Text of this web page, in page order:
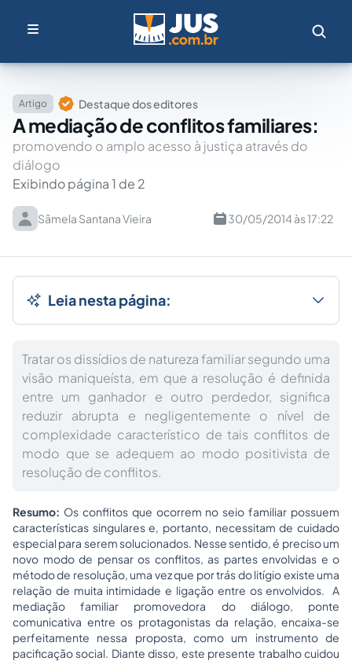
Artigo Destaque dos editores
A mediação de conflitos familiares:
promovendo o amplo acesso à justiça através do
diálogo
Exibindo página 1 de 2
Sâmela Santana Vieira 30/05/2014 às 17:22
Leia nesta página:
Tratar os dissídios de natureza familiar segundo uma
visão maniqueísta, em que a resolução é definida
entre um ganhador e outro perdedor, significa
reduzir abrupta e negligentemente o nível de
complexidade característico de tais conflitos de
modo que se adequem ao modo positivista de
resolução de conflitos.
Resumo: Os conflitos que ocorrem no seio familiar possuem
características singulares e, portanto, necessitam de cuidado
especial para serem solucionados. Nesse sentido, é preciso um
novo modo de pensar os conflitos, as partes envolvidas e o
método de resolução, uma vez que por trás do litígio existe uma
relação de muita intimidade e ligação entre os envolvidos. A
mediação familiar promovedora do diálogo, ponte
comunicativa entre os protagonistas da relação, encaixa-se
perfeitamente nessa proposta, como um instrumento de
pacificação social. Diante disso, este presente trabalho cuidou